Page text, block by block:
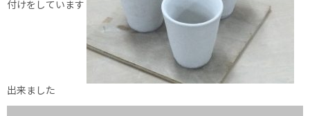
付けをしています
出来ました